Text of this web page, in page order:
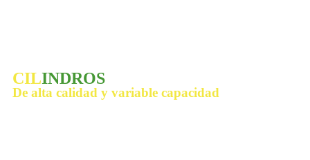
CILINDROS
De alta calidad y variable capacidad